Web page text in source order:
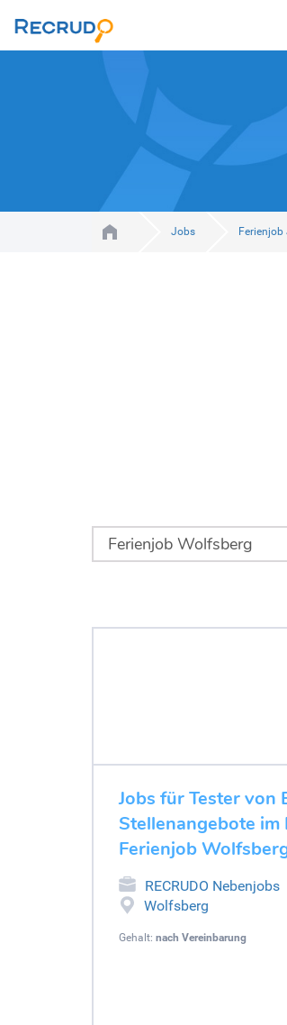
Jobs
Jobs für Tester von
Stellenangebote im
Ferienjob
RECRUDO Nebenjobs
Wolfsberg
Gehalt: nach Vereinbarung